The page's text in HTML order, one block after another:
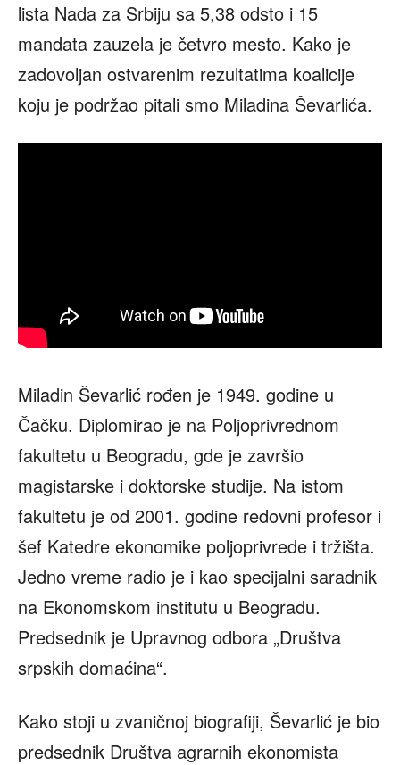
lista Nada za Srbiju sa 5,38 odsto i 15
mandata zauzela je četvro mesto. Kako je
zadovoljan ostvarenim rezultatima koalicije
koju je podržao pitali smo Miladina Ševarlića.
Miladin Ševarlić rođen je 1949. godine u
Čačku. Diplomirao je na Poljoprivrednom
fakultetu u Beogradu, gde je završio
magistarske i doktorske studije. Na istom
fakultetu je od 2001. godine redovni profesor i
šef Katedre ekonomike poljoprivrede i tržišta.
Jedno vreme radio je i kao specijalni saradnik
na Ekonomskom institutu u Beogradu.
Predsednik je Upravnog odbora „Društva
srpskih domaćina“.
Kako stoji u zvaničnoj biografiji, Ševarlić je bio
predsednik Društva agrarnih ekonomista